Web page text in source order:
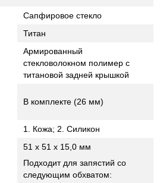
Сапфировое стекло
Титан
Армированный
стекловолокном полимер с
титановой задней крышкой
В комплекте (26 мм)
1. Кожа; 2. Силикон
51 х 51 х 15,0 мм
Подходит для запястий со
следующим обхватом: